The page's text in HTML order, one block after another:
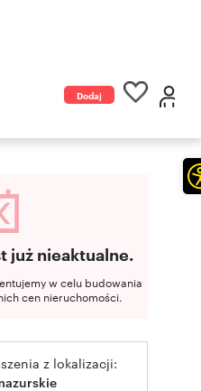
Dodaj
już nieaktualne.
w celu budowania
cen nieruchomości.
z lokalizacji: